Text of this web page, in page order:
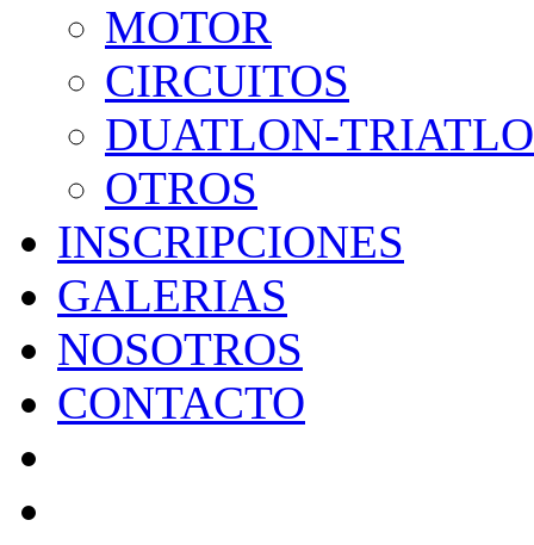
MOTOR
CIRCUITOS
DUATLON-
OTROS
INSCRIPCIONES
GALERIAS
NOSOTROS
CONTACTO